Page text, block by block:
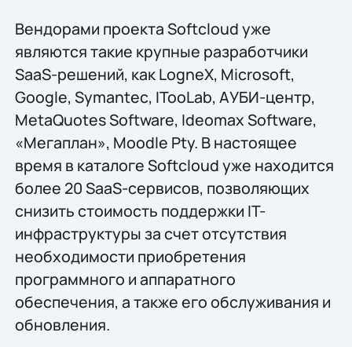
Вендорами проекта Softcloud уже
являются такие крупные разработчики
SaaS-решений, как LogneX, Microsoft,
Google, Symantec, ITooLab, АУБИ-центр,
MetaQuotes Software, Ideomax Software,
«Мегаплан», Moodle Pty. В настоящее
время в каталоге Softcloud уже находится
более 20 SaaS-сервисов, позволяющих
снизить стоимость поддержки IT-
инфраструктуры за счет отсутствия
необходимости приобретения
программного и аппаратного
обеспечения, а также его обслуживания и
обновления.